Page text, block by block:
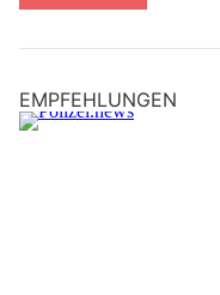
EMPFEHLUNGEN